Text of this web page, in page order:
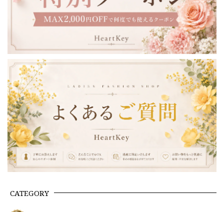
CATEGORY